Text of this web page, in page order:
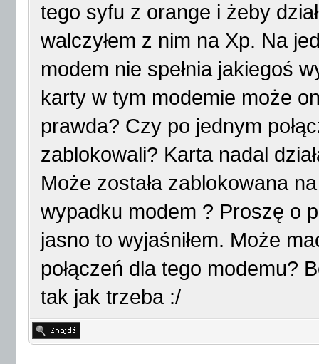
tego syfu z orange i żeby
walczyłem z nim na Xp. Na
modem nie spełnia jakiegoś
karty w tym modemie może
prawda? Czy po jednym
zablokowali? Karta nadal
Może została zablokowana
wypadku modem ? Proszę o
jasno to wyjaśniłem. Może
połączeń dla tego modemu?
tak jak trzeba :/